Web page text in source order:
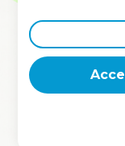
« Si l’on vous
toujours prêts à la
(3.15).